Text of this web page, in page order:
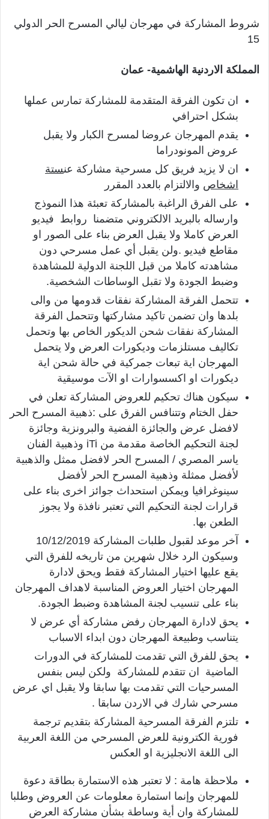
شروط المشاركة في مهرجان ليالي المسرح الحر الدولي
15
المملكة الاردنية الهاشمية- عمان
ان تكون الفرقة المتقدمة للمشاركة تمارس عملها
بشكل احترافي
يقدم المهرجان عروضا لمسرح الكبار ولا يقبل
عروض المونودراما
ان لا يزيد فريق كل مسرحية مشاركة عنستة
اشخاص والالتزام بالعدد المقرر
على الفرق الراغبة بالمشاركة تعبئة هذا النموذج
وارساله بالبريد الالكتروني متضمنا روابط فيديو
العرض كاملا ولا يقبل العرض بناء على الصور او
مقاطع فيديو .ولن يقبل أي عمل مسرحي دون
مشاهدته كاملا من قبل اللجنة الدولية للمشاهدة
وضبط الجودة ولا تقبل الوساطات الشخصية.
تتحمل الفرقة المشاركة نفقات قدومها من والى
بلدها وان تضمن تاكيد مشاركتها وتتحمل الفرقة
المشاركة نفقات شحن الديكور الخاص بها وتحمل
تكاليف مستلزمات وديكورات العرض ولا يتحمل
المهرجان اية تبعات جمركية في حالة شحن اية
ديكورات او اكسسوارات او الآت موسيقية
سيكون هناك تحكيم للعروض المشاركة تعلن في
حفل الختام وتتنافس الفرق على :ذهبية المسرح الحر
لافضل عرض والجائزة الفضية والبرونزية وجائزة
لجنة التحكيم الخاصة مقدمة من iTi وذهبية الفنان
ياسر المصري / المسرح الحر لافضل ممثل والذهبية
لأفضل ممثلة وذهبية المسرح الحر لأفضل
سينوغرافيا ويمكن استحداث جوائز اخرى بناء على
قرارات لجنة التحكيم التي تعتبر نافذة ولا يجوز
الطعن بها.
آخر موعد لقبول طلبات المشاركة 10/12/2019
وسيكون الرد خلال شهرين من تاريخه للفرق التي
يقع عليها اختيار المشاركة فقط ويحق لادارة
المهرجان اختيار العروض المناسبة لاهداف المهرجان
بناء على تنسيب لجنة المشاهدة وضبط الجودة.
يحق لادارة المهرجان رفض مشاركة أي عرض لا
يتناسب وطبيعة المهرجان دون ابداء الاسباب
يحق للفرق التي تقدمت للمشاركة في الدورات
الماضية ان تتقدم للمشاركة ولكن ليس بنفس
المسرحيات التي تقدمت بها سابقا ولا يقبل اي عرض
مسرحي شارك في الاردن سابقا .
تلتزم الفرقة المسرحية المشاركة بتقديم ترجمة
فورية الكترونية للعرض المسرحي من اللغة العربية
الى اللغة الانجليزية او العكس
ملاحظة هامة : لا تعتبر هذه الاستمارة بطاقة دعوة
للمهرجان وإنما استمارة معلومات عن العروض وطلبا
للمشاركة وان أية وساطة بشأن مشاركة العرض